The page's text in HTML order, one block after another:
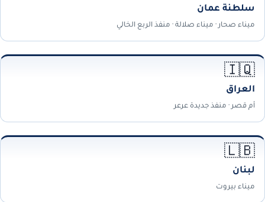
سلطنة عمان
ميناء صحار · ميناء صلالة · منفذ الربع الخالي
🇮🇶
العراق
أم قصر · منفذ جديدة عرعر
🇱🇧
لبنان
ميناء بيروت